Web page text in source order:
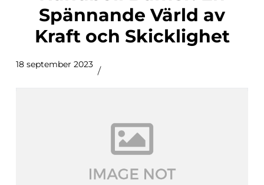
Spännande Värld av
Kraft och Skicklighet
18 september 2023